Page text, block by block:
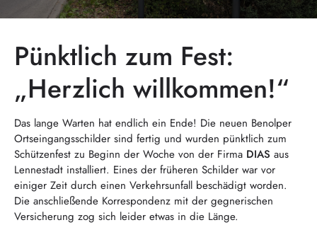
Pünktlich zum Fest:
„Herzlich willkommen!“
Das lange Warten hat endlich ein Ende! Die neuen Benolper
Ortseingangsschilder sind fertig und wurden pünktlich zum
Schützenfest zu Beginn der Woche von der Firma DIAS aus
Lennestadt installiert. Eines der früheren Schilder war vor
einiger Zeit durch einen Verkehrsunfall beschädigt worden.
Die anschließende Korrespondenz mit der gegnerischen
Versicherung zog sich leider etwas in die Länge.